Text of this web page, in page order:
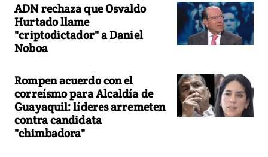
ADN rechaza que Osvaldo
Hurtado llame
"criptodictador" a Daniel
Noboa
Rompen acuerdo con el
correísmo para Alcaldía de
Guayaquil: líderes arremeten
contra candidata
"chimbadora"